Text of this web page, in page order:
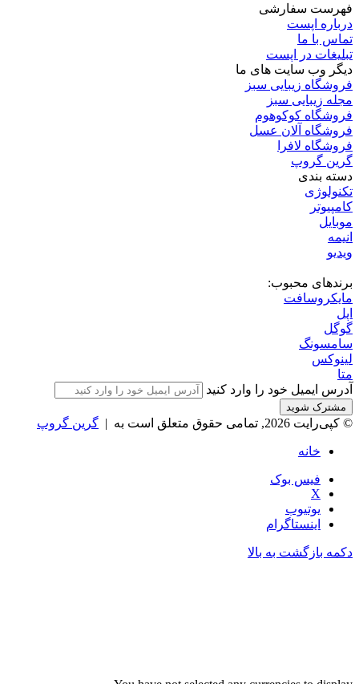
فهرست سفارشی
درباره اپست
تماس با ما
تبلیغات در اپست
دیگر وب سایت های ما
فروشگاه زیبایی سبز
مجله زیبایی سبز
فروشگاه کوکوهوم
فروشگاه آلان عسل
فروشگاه لافرا
گرین گروپ
دسته بندی
تکنولوژی
کامپیوتر
موبایل
انیمه
ویدیو
برندهای محبوب:
مایکروسافت
اپل
گوگل
سامسونگ
لینوکس
متا
آدرس ایمیل خود را وارد کنید
© کپی‌رایت 2026, تمامی حقوق متعلق است به | گرین گروپ
خانه
فیس بوک
X
یوتیوب
اینستاگرام
دکمه بازگشت به بالا